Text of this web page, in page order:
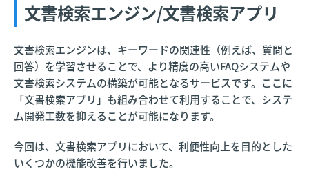
文書検索エンジン/文書検索アプリ
文書検索エンジンは、キーワードの関連性（例えば、質問と
回答）を学習させることで、より精度の高いFAQシステムや
文書検索システムの構築が可能となるサービスです。ここに
「文書検索アプリ」も組み合わせて利用することで、システ
ム開発工数を抑えることが可能になります。
今回は、文書検索アプリにおいて、利便性向上を目的とした
いくつかの機能改善を行いました。